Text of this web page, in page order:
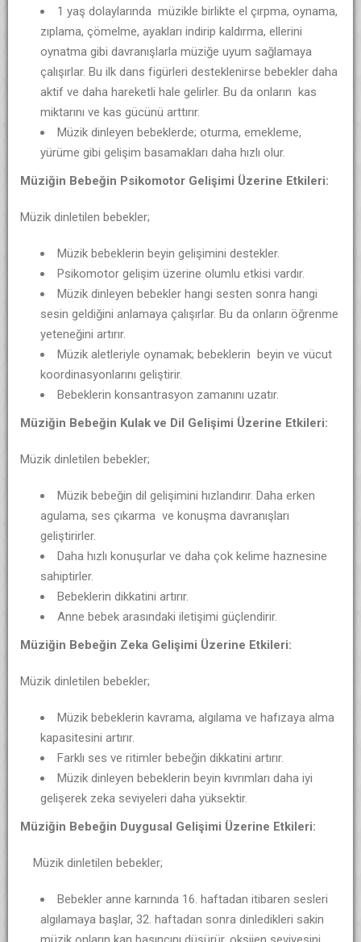
1 yaş dolaylarında müzikle birlikte el çırpma, oynama,
zıplama, çömelme, ayakları indirip kaldırma, ellerini
oynatma gibi davranışlarla müziğe uyum sağlamaya
çalışırlar. Bu ilk dans figürleri desteklenirse bebekler daha
aktif ve daha hareketli hale gelirler. Bu da onların kas
miktarını ve kas gücünü arttırır.
Müzik dinleyen bebeklerde; oturma, emekleme,
yürüme gibi gelişim basamakları daha hızlı olur.
Müziğin Bebeğin Psikomotor Gelişimi Üzerine Etkileri:
Müzik dinletilen bebekler;
Müzik bebeklerin beyin gelişimini destekler.
Psikomotor gelişim üzerine olumlu etkisi vardır.
Müzik dinleyen bebekler hangi sesten sonra hangi
sesin geldiğini anlamaya çalışırlar. Bu da onların öğrenme
yeteneğini artırır.
Müzik aletleriyle oynamak; bebeklerin beyin ve vücut
koordinasyonlarını geliştirir.
Bebeklerin konsantrasyon zamanını uzatır.
Müziğin Bebeğin Kulak ve Dil Gelişimi Üzerine Etkileri:
Müzik dinletilen bebekler;
Müzik bebeğin dil gelişimini hızlandırır. Daha erken
agulama, ses çıkarma ve konuşma davranışları
geliştirirler.
Daha hızlı konuşurlar ve daha çok kelime haznesine
sahiptirler.
Bebeklerin dikkatini artırır.
Anne bebek arasındaki iletişimi güçlendirir.
Müziğin Bebeğin Zeka Gelişimi Üzerine Etkileri:
Müzik dinletilen bebekler;
Müzik bebeklerin kavrama, algılama ve hafızaya alma
kapasitesini artırır.
Farklı ses ve ritimler bebeğin dikkatini artırır.
Müzik dinleyen bebeklerin beyin kıvrımları daha iyi
gelişerek zeka seviyeleri daha yüksektir.
Müziğin Bebeğin Duygusal Gelişimi Üzerine Etkileri:
Müzik dinletilen bebekler;
Bebekler anne karnında 16. haftadan itibaren sesleri
algılamaya başlar, 32. haftadan sonra dinledikleri sakin